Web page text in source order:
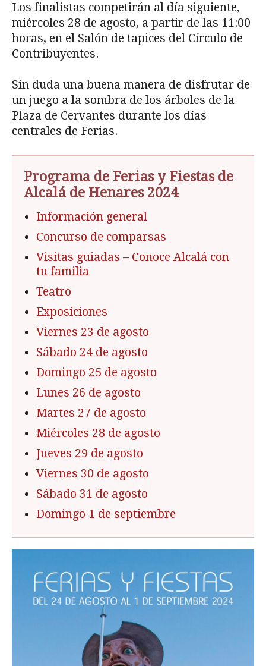
Los finalistas competirán al día siguiente,
miércoles 28 de agosto, a partir de las 11:00
horas, en el Salón de tapices del Círculo de
Contribuyentes.
Sin duda una buena manera de disfrutar de
un juego a la sombra de los árboles de la
Plaza de Cervantes durante los días
centrales de Ferias.
Programa de Ferias y Fiestas de
Alcalá de Henares 2024
Información general
Concurso de comparsas
Visitas guiadas – Conoce Alcalá con
tu familia
Teatro
Exposiciones
Viernes 23 de agosto
Sábado 24 de agosto
Domingo 25 de agosto
Lunes 26 de agosto
Martes 27 de agosto
Miércoles 28 de agosto
Jueves 29 de agosto
Viernes 30 de agosto
Sábado 31 de agosto
Domingo 1 de septiembre